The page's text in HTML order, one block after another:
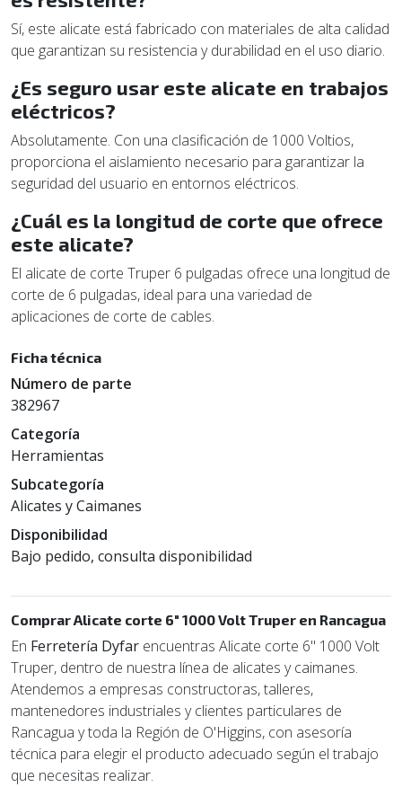
Sí, este alicate está fabricado con materiales de alta calidad
que garantizan su resistencia y durabilidad en el uso diario.
¿Es seguro usar este alicate en trabajos
eléctricos?
Absolutamente. Con una clasificación de 1000 Voltios,
proporciona el aislamiento necesario para garantizar la
seguridad del usuario en entornos eléctricos.
¿Cuál es la longitud de corte que ofrece
este alicate?
El alicate de corte Truper 6 pulgadas ofrece una longitud de
corte de 6 pulgadas, ideal para una variedad de
aplicaciones de corte de cables.
Ficha técnica
Número de parte
382967
Categoría
Herramientas
Subcategoría
Alicates y Caimanes
Disponibilidad
Bajo pedido, consulta disponibilidad
Comprar Alicate corte 6" 1000 Volt Truper en Rancagua
En Ferretería Dyfar encuentras Alicate corte 6" 1000 Volt
Truper, dentro de nuestra línea de alicates y caimanes.
Atendemos a empresas constructoras, talleres,
mantenedores industriales y clientes particulares de
Rancagua y toda la Región de O'Higgins, con asesoría
técnica para elegir el producto adecuado según el trabajo
que necesitas realizar.